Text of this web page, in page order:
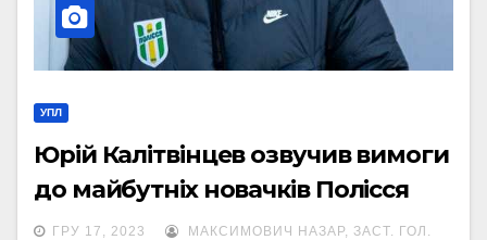
УПЛ
Юрій Калітвінцев озвучив вимоги
до майбутніх новачків Полісся
ГРУ 17, 2023 МАКСИМОВИЧ НАЗАР, ЗАСТ. ГОЛ.